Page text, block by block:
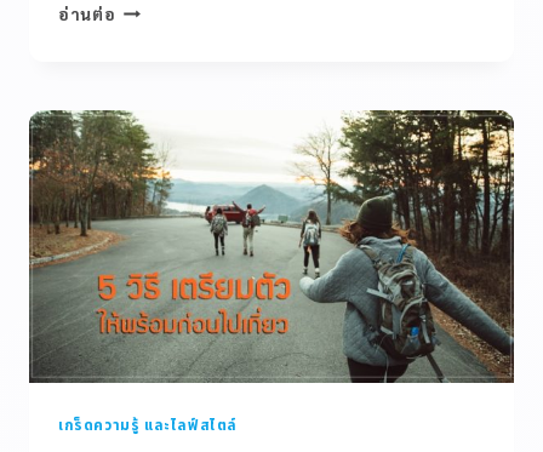
อ่านต่อ
เกร็ดความรู้ และไลฟ์สไตล์